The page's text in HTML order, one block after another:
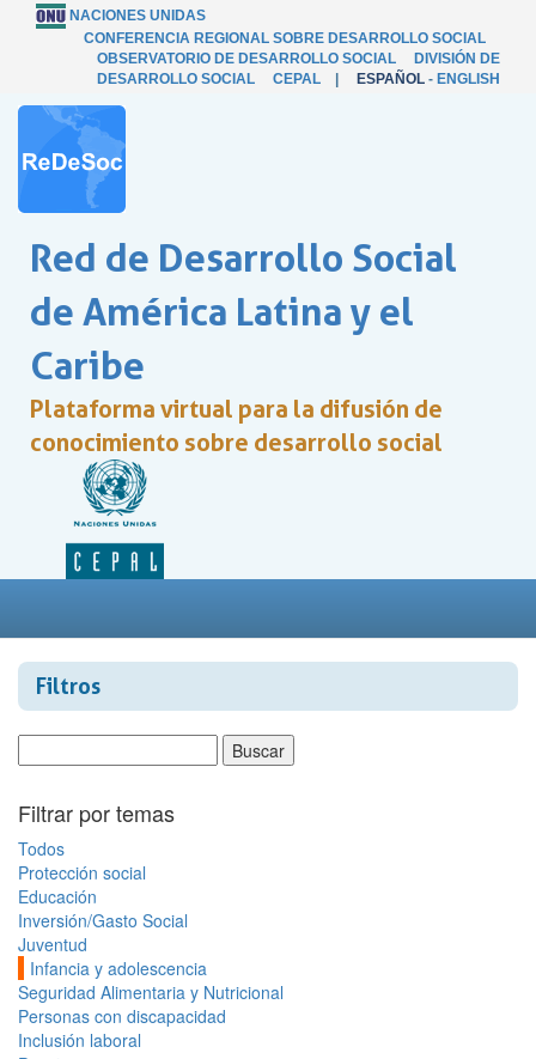
NACIONES UNIDAS
CONFERENCIA REGIONAL SOBRE DESARROLLO SOCIAL
OBSERVATORIO DE DESARROLLO SOCIAL
DIVISIÓN DE
DESARROLLO SOCIAL
CEPAL ESPAÑOL - ENGLISH
Red de Desarrollo Social
de América Latina y el
Caribe
Plataforma virtual para la difusión de
conocimiento sobre desarrollo social
Filtros
Filtrar por temas
Todos
Protección social
Educación
Inversión/Gasto Social
Juventud
Infancia y adolescencia
Seguridad Alimentaria y Nutricional
Personas con discapacidad
Inclusión laboral